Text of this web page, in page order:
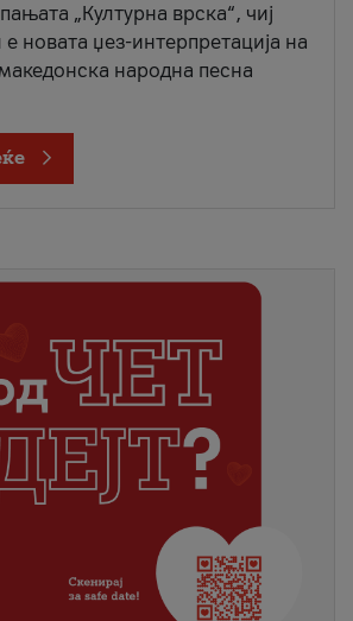
„Културна врска“, чиј
новата џез-интерпретација на
народна песна